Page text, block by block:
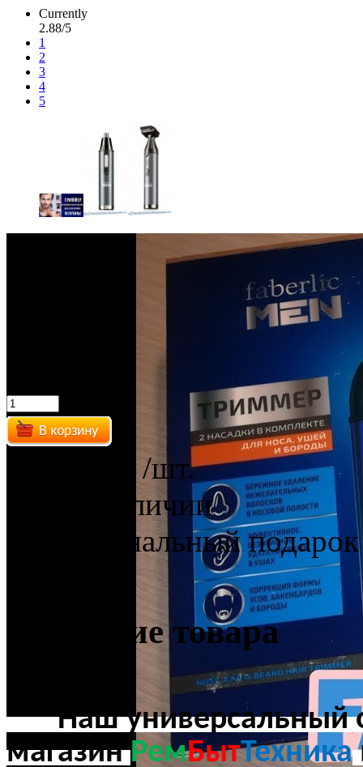
Currently
2.88/5
1
2
3
4
5
/шт.
Есть в наличии
функциональный
Описание товара
Наш универсальный
магазинРемБытТехника